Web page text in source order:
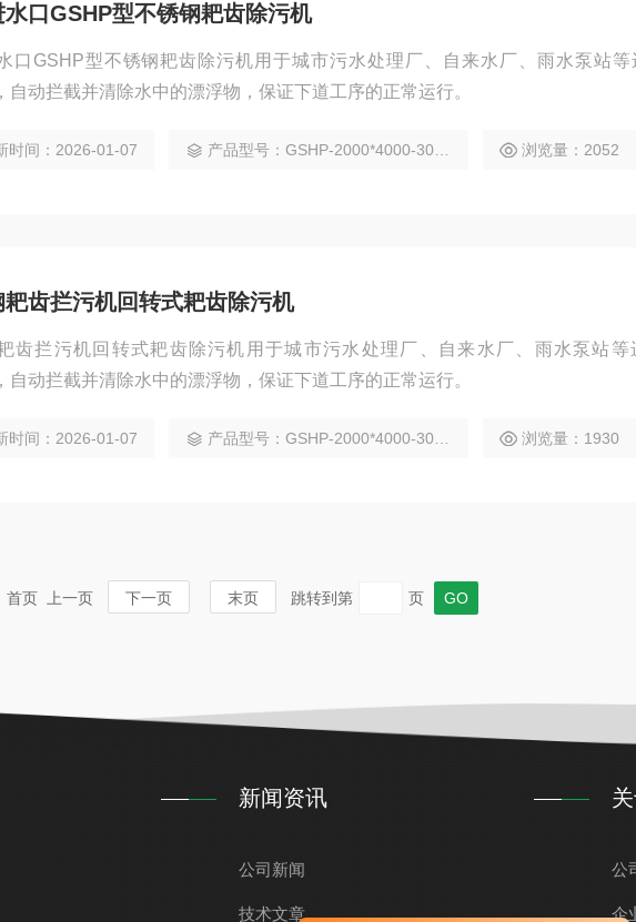
水口GSHP型不锈钢耙齿除污机
口GSHP型不锈钢耙齿除污机用于城市污水处理厂、自来水厂、雨水泵站等
自动拦截并清除水中的漂浮物，保证下道工序的正常运行。
时间：2026-01-07 产品型号：GSHP-2000*4000-30*8-75° 浏览量：2052
耙齿拦污机回转式耙齿除污机
齿拦污机回转式耙齿除污机用于城市污水处理厂、自来水厂、雨水泵站等
自动拦截并清除水中的漂浮物，保证下道工序的正常运行。
时间：2026-01-07 产品型号：GSHP-2000*4000-30*8-75° 浏览量：1930
首页 上一页 下一页 末页 跳转到第 页
新闻资讯
公司新闻
技术文章
公
企